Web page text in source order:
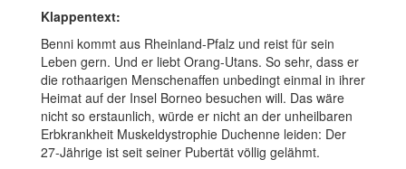
Klappentext:
Benni kommt aus Rheinland-Pfalz und reist für sein
Leben gern. Und er liebt Orang-Utans. So sehr, dass er
die rothaarigen Menschenaffen unbedingt einmal in ihrer
Heimat auf der Insel Borneo besuchen will. Das wäre
nicht so erstaunlich, würde er nicht an der unheilbaren
Erbkrankheit Muskeldystrophie Duchenne leiden: Der
27-Jährige ist seit seiner Pubertät völlig gelähmt.